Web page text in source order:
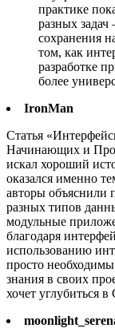
практике
разных
сохранения
том, как
разработке
более
IronMan
Статья
Начинающих и
искал хороший
оказался именно
авторы объяснили
разных типов
модульные
благодаря
использованию
просто
знания в своих
хочет углубиться в